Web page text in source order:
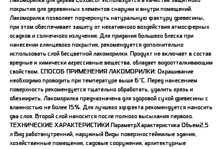
покрытия для деревянных элементов снаружи и внутри помещений.
Лакоморилка позволяет подчеркнуть натуральную фактуру древесины,
при этом обеспечивает защиту от негативного воздействия атмосферных
осадков и солнечного излучения. Для придания большего блеска при
нанесении глянцевого покрытия, рекомендуется дополнительно
использовать слой бесцветной лакоморилки. Продукт не включает в состав
вредные и химически агрессивные вещества, обладает водоотталкивающим
свойством. СПОСОБ ПРИМЕНЕНИЯ ЛАКОМОРИЛКИ: Окрашивание
необходимо проводить при температуре выше 6°C. Перед нанесением
поверхность рекомендуется тщательно обработать, удалить грязь и
обезжирить. Лакоморилка предназначена для здоровой сухой древесины с
влажностью не более 15%. Для лучшего эффекта рекомендуется наносить
два слоя. Второй слой наносится после полного высыхания первого.
ТЕХНИЧЕСКИЕ ХАРАКТЕРИСТИКИ ПараметрХарактеристика Объем2,5
л Вид работвнутренний, наружный Виды поверхностейжилые здания,
хозяйственные помещения, садовые сооружения, архитектурные